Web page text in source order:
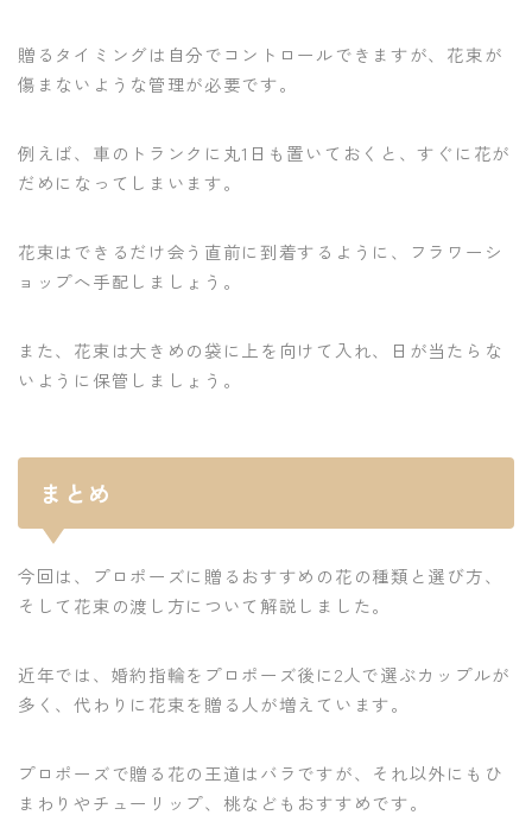
贈るタイミングは自分でコントロールできますが、花束が
傷まないような管理が必要です。
例えば、車のトランクに丸1日も置いておくと、すぐに花が
だめになってしまいます。
花束はできるだけ会う直前に到着するように、フラワーシ
ョップへ手配しましょう。
また、花束は大きめの袋に上を向けて入れ、日が当たらな
いように保管しましょう。
まとめ
今回は、プロポーズに贈るおすすめの花の種類と選び方、
そして花束の渡し方について解説しました。
近年では、婚約指輪をプロポーズ後に2人で選ぶカップルが
多く、代わりに花束を贈る人が増えています。
プロポーズで贈る花の王道はバラですが、それ以外にもひ
まわりやチューリップ、桃などもおすすめです。